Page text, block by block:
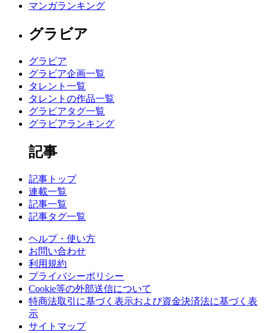
マンガランキング
グラビア
グラビア
グラビア企画一覧
タレント一覧
タレントの作品一覧
グラビアタグ一覧
グラビアランキング
記事
記事トップ
連載一覧
記事一覧
記事タグ一覧
ヘルプ・使い方
お問い合わせ
利用規約
プライバシーポリシー
Cookie等の外部送信について
特商法取引に基づく表示および資金決済法に基づく表
示
サイトマップ